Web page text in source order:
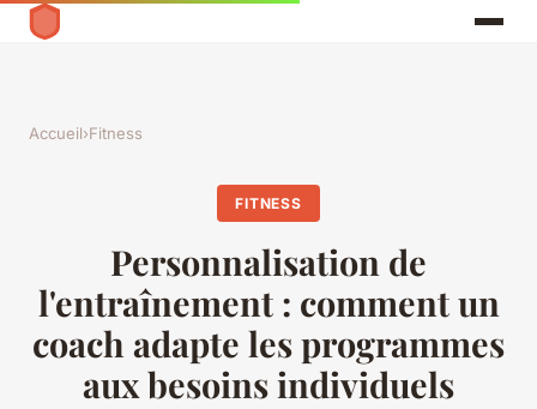
Accueil›Fitness
FITNESS
Personnalisation de
l'entraînement : comment un
coach adapte les programmes
aux besoins individuels